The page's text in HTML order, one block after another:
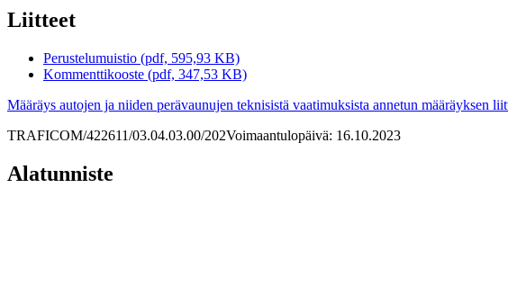
Liitteet
Perustelumuistio (pdf, 595,93 KB)
Kommenttikooste (pdf, 347,53 KB)
Määräys autojen ja niiden perävaunujen teknisistä vaatimuksista annetun määräyksen
TRAFICOM/422611/03.04.03.00/202Voimaantulopäivä: 16.10.2023
Alatunniste